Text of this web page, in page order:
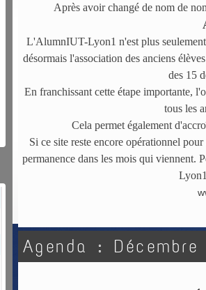
Après avoir changé de nom de
L'AlumnIUT-Lyon1 n'est plus
désormais l'association des anciens
des 15
En franchissant cette étape importante,
tous les
Cela permet également
Si ce site reste encore opérationnel
permanence dans les mois qui viennent.
Agenda : Décembre